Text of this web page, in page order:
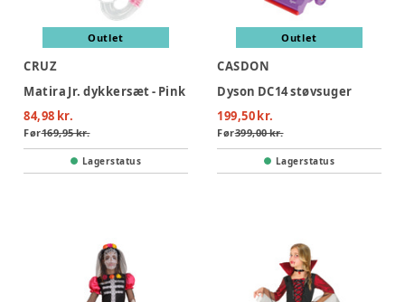
Outlet
CRUZ
Matira Jr. dykkersæt - Pink
84,98 kr.
Før169,95 kr.
Lagerstatus
Outlet
CASDON
Dyson DC14 støvsuger
199,50 kr.
Før399,00 kr.
Lagerstatus